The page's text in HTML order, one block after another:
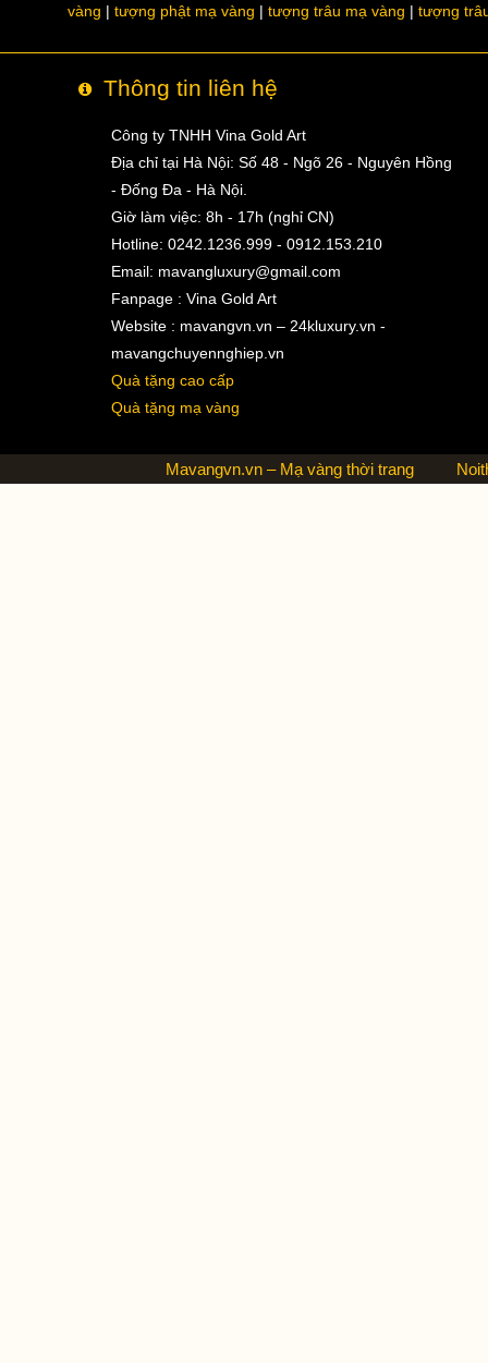
vàng
tượng phật mạ vàng tượng trâu mạ vàng tượng
Thông tin liên hệ
Công ty TNHH Vina Gold Art
Địa chỉ tại Hà Nội: Số 48 - Ngõ 26 - Nguyên Hồng
- Đống Đa - Hà Nội.
Giờ làm việc: 8h - 17h (nghỉ CN)
Hotline: 0242.1236.999 - 0912.153.210
Email: mavangluxury@gmail.com
Fanpage : Vina Gold Art
Website : mavangvn.vn – 24kluxury.vn -
mavangchuyennghiep.vn
Quà tặng cao cấp
Quà tặng mạ vàng
Mavangvn.vn – Mạ vàng thời trang